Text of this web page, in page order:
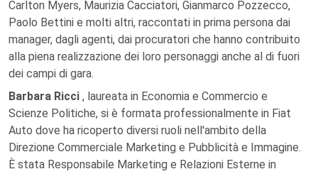
Carlton Myers, Maurizia Cacciatori, Gianmarco Pozzecco,
Paolo Bettini e molti altri, raccontati in prima persona dai
manager, dagli agenti, dai procuratori che hanno contribuito
alla piena realizzazione dei loro personaggi anche al di fuori
dei campi di gara.
Barbara Ricci , laureata in Economia e Commercio e
Scienze Politiche, si è formata professionalmente in Fiat
Auto dove ha ricoperto diversi ruoli nell'ambito della
Direzione Commerciale Marketing e Pubblicità e Immagine.
È stata Responsabile Marketing e Relazioni Esterne in